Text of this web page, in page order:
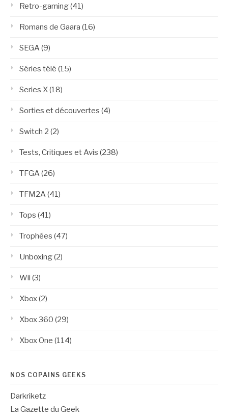
Retro-gaming(41)
Romans de Gaara (16)
SEGA(9)
Séries télé (15)
Series X(18)
Sorties et découvertes (4)
Switch 2 (2)
Tests, Critiques et Avis (238)
TFGA(26)
TFM2A(41)
Tops (41)
Trophées (47)
Unboxing(2)
Wii (3)
Xbox(2)
Xbox 360 (29)
Xbox One (114)
NOS COPAINS GEEKS
Darkriketz
La Gazette du Geek